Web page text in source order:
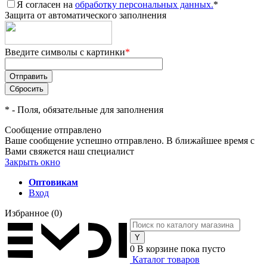
Я согласен на обработку персональных данных.*
Защита от автоматического заполнения
Введите символы с картинки*
* - Поля, обязательные для заполнения
Сообщение отправлено
Ваше сообщение успешно отправлено. В ближайшее время с
Вами свяжется наш специалист
Закрыть окно
Оптовикам
Вход
Избранное (0)
0 В корзине пока пусто
Каталог товаров